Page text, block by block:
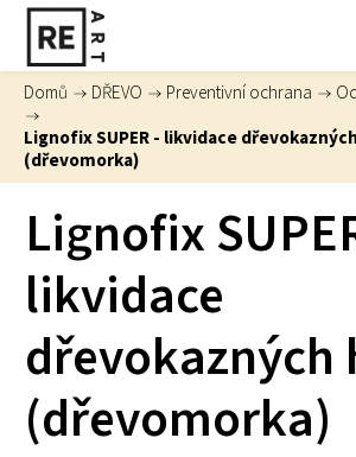
Domů / DŘEVO / Preventivní ochrana /
/
Lignofix SUPER - likvidace
(dřevomorka)
Lignofix
likvidace
dřevokazných
(dřevomorka)